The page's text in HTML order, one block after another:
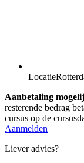
Locatie
Aanbetaling
resterende bedrag
cursus op de
Aanmelden
Liever advies?